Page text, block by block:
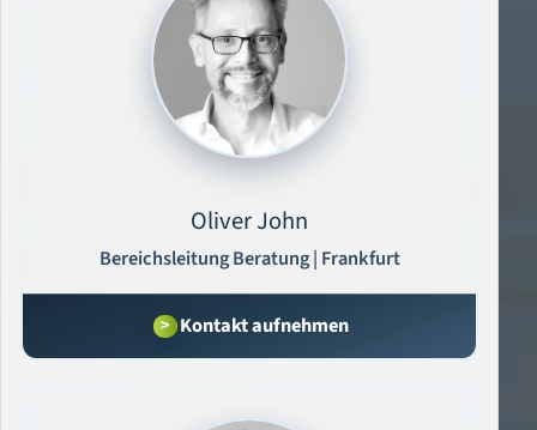
Oliver John
Bereichsleitung Beratung | Frankfurt
Kontakt aufnehmen